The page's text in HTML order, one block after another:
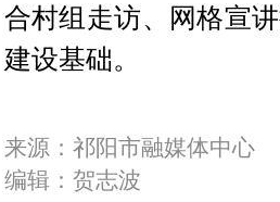
合村组走访、网格宣
建设基础。
来源：祁阳市融媒体中心
编辑：贺志波